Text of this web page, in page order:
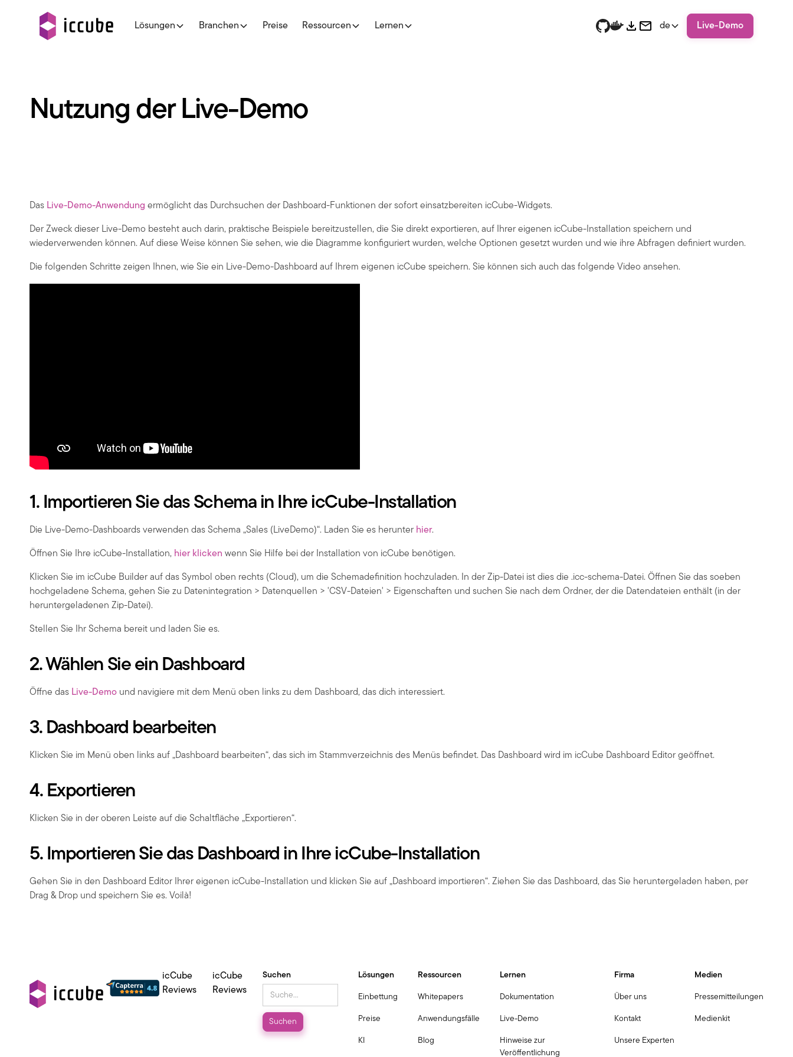
Lösungen Branchen Preise Ressourcen Lernen de Live-Demo
Nutzung der Live-Demo
Das Live-Demo-Anwendung ermöglicht das Durchsuchen der Dashboard-Funktionen der sofort einsatzbereiten icCube-Widgets.
Der Zweck dieser Live-Demo besteht auch darin, praktische Beispiele bereitzustellen, die Sie direkt exportieren, auf Ihrer eigenen icCube-Installation speichern und
wiederverwenden können. Auf diese Weise können Sie sehen, wie die Diagramme konfiguriert wurden, welche Optionen gesetzt wurden und wie ihre Abfragen definiert wurden.
Die folgenden Schritte zeigen Ihnen, wie Sie ein Live-Demo-Dashboard auf Ihrem eigenen icCube speichern. Sie können sich auch das folgende Video ansehen.
1. Importieren Sie das Schema in Ihre icCube-Installation
Die Live-Demo-Dashboards verwenden das Schema „Sales (LiveDemo)“. Laden Sie es herunter hier.
Öffnen Sie Ihre icCube-Installation, hier klicken wenn Sie Hilfe bei der Installation von icCube benötigen.
Klicken Sie im icCube Builder auf das Symbol oben rechts (Cloud), um die Schemadefinition hochzuladen. In der Zip-Datei ist dies die .icc-schema-Datei. Öffnen Sie das soeben
hochgeladene Schema, gehen Sie zu Datenintegration > Datenquellen > 'CSV-Dateien' > Eigenschaften und suchen Sie nach dem Ordner, der die Datendateien enthält (in der
heruntergeladenen Zip-Datei).
Stellen Sie Ihr Schema bereit und laden Sie es.
2. Wählen Sie ein Dashboard
Öffne das Live-Demo und navigiere mit dem Menü oben links zu dem Dashboard, das dich interessiert.
3. Dashboard bearbeiten
Klicken Sie im Menü oben links auf „Dashboard bearbeiten“, das sich im Stammverzeichnis des Menüs befindet. Das Dashboard wird im icCube Dashboard Editor geöffnet.
4. Exportieren
Klicken Sie in der oberen Leiste auf die Schaltfläche „Exportieren“.
5. Importieren Sie das Dashboard in Ihre icCube-Installation
Gehen Sie in den Dashboard Editor Ihrer eigenen icCube-Installation und klicken Sie auf „Dashboard importieren“. Ziehen Sie das Dashboard, das Sie heruntergeladen haben, per
Drag & Drop und speichern Sie es. Voilà!
icCube
Reviews
icCube
Reviews
Suchen Lösungen
Einbettung
Preise
KI
Ressourcen
Whitepapers
Anwendungsfälle
Blog
Lernen
Dokumentation
Live-Demo
Hinweise zur
Veröffentlichung
Firma
Über uns
Kontakt
Unsere Experten
Medien
Pressemitteilungen
Medienkit